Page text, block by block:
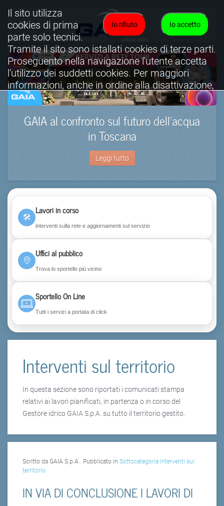
GAIA al confronto sul futuro dell’acqua
in Toscana
Leggi tutto
🛠
Lavori in corso
interventi sulla rete e aggiornamenti sul servizio
Uffici al pubblico
Trova lo sportello più vicino
Sportello On Line
Tutti i servizi a portata di click
Interventi sul territorio
In questa sezione sono riportati i comunicati stampa
relativi ai lavori pianificati, in partenza o in corso del
Gestore idrico GAIA S.p.A. su tutto il territorio gestito.
Scritto da GAIA S.p.A.. Pubblicato in Sottocategoria Interventi sul
territorio
IN VIA DI CONCLUSIONE I LAVORI DI
Io accetto
Io rifiuto
Il sito utilizza
cookies di prima
parte solo tecnici.
Tramite il sito sono istallati cookies di terze parti.
Proseguento nella navigazione l'utente accetta
l'utilizzo dei suddetti cookies. Per maggiori
informazioni, anche in ordine alla disattivazione,
è possibile consultare l'informativa cookies
completa.
Visualizza informativa completa.